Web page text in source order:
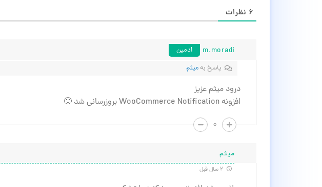
۶ نظرات
m.moradi
ادمین
پاسخ بهمیثم
درود میثم عزیز
افزونه WooCommerce Notification بروزرسانی شد 🙂
۰
میثم